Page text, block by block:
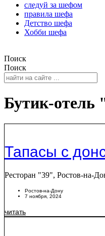
следуй за шефом
правила шефа
Детство шефа
Хобби шефа
Поиск
Поиск
Бутик-отель
Тапасы с
Ресторан "39", Ростов-на-
Ростов-на-Дону
7 ноября, 2024
читать